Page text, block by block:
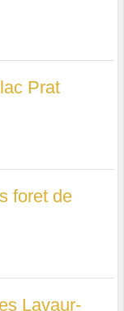
Prat
foret de
Lavaur-